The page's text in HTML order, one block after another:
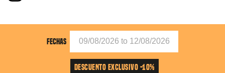
FECHAS
DESCUENTO EXCLUSIVO -10%